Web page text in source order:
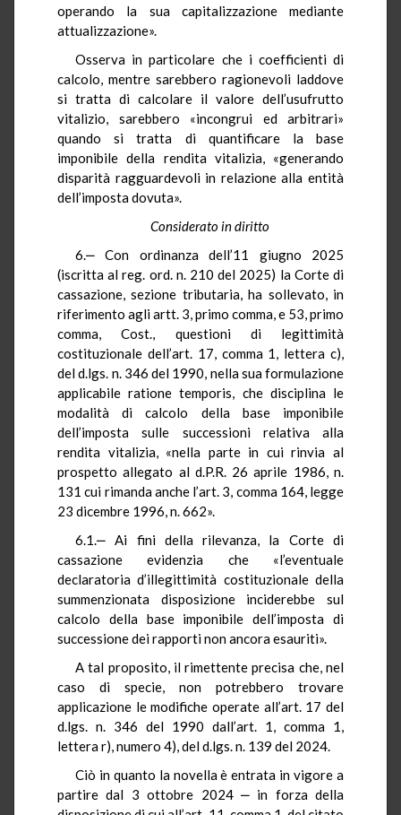
operando la sua capitalizzazione mediante
attualizzazione».
Osserva in particolare che i coefficienti di
calcolo, mentre sarebbero ragionevoli laddove
si tratta di calcolare il valore dell’usufrutto
vitalizio, sarebbero «incongrui ed arbitrari»
quando si tratta di quantificare la base
imponibile della rendita vitalizia, «generando
disparità ragguardevoli in relazione alla entità
dell’imposta dovuta».
Considerato in diritto
6.‒ Con ordinanza dell’11 giugno 2025
(iscritta al reg. ord. n. 210 del 2025) la Corte di
cassazione, sezione tributaria, ha sollevato, in
riferimento agli artt. 3, primo comma, e 53, primo
comma, Cost., questioni di legittimità
costituzionale dell’art. 17, comma 1, lettera c),
del d.lgs. n. 346 del 1990, nella sua formulazione
applicabile ratione temporis, che disciplina le
modalità di calcolo della base imponibile
dell’imposta sulle successioni relativa alla
rendita vitalizia, «nella parte in cui rinvia al
prospetto allegato al d.P.R. 26 aprile 1986, n.
131 cui rimanda anche l’art. 3, comma 164, legge
23 dicembre 1996, n. 662».
6.1.‒ Ai fini della rilevanza, la Corte di
cassazione evidenzia che «l’eventuale
declaratoria d’illegittimità costituzionale della
summenzionata disposizione inciderebbe sul
calcolo della base imponibile dell’imposta di
successione dei rapporti non ancora esauriti».
A tal proposito, il rimettente precisa che, nel
caso di specie, non potrebbero trovare
applicazione le modifiche operate all’art. 17 del
d.lgs. n. 346 del 1990 dall’art. 1, comma 1,
lettera r), numero 4), del d.lgs. n. 139 del 2024.
Ciò in quanto la novella è entrata in vigore a
partire dal 3 ottobre 2024 ‒ in forza della